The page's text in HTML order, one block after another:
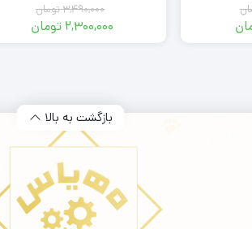
۳,۴۹۰,۰۰۰تومان
۲,۳۰۰,۰۰۰ تومان
بازگشت به بالا